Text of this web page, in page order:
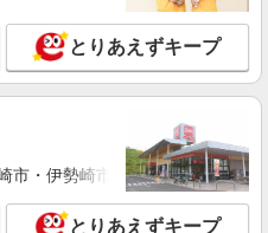
月平均2回分）、夜勤手当（月平
月平均的に支払われる手当を含み
特別手当は勤続5年目までの方
年支給 ◎残業時は別途時間外手当
本宿町2丁目8-6
詳細を見る
/3192cc3
とりあえずキープ
市・伊勢崎市・太田市・館林市
とりあえずキープ